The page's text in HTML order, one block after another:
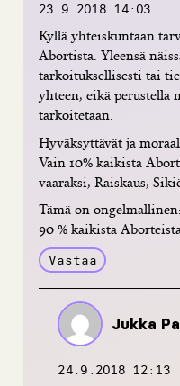
23.9.2018 14:03
Kyllä yhteiskuntaan
Abortista. Yleensä
tarkoituksellisesti tai
yhteen, eikä perustella
tarkoitetaan.
Hyväksyttävät ja
Vain 10% kaikista
vaaraksi, Raiskaus,
Tämä on ongelmallinen:
90 % kaikista
Vastaa
Jukka
24.9.2018 12:13